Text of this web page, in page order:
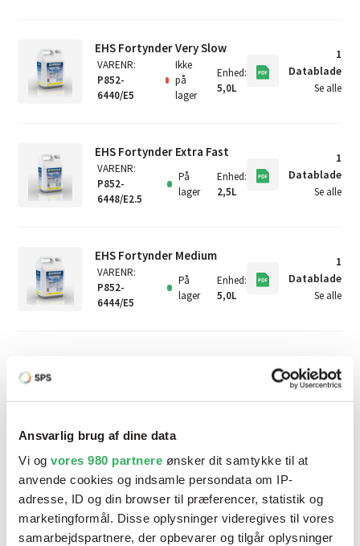
Ansvarlig brug af dine data
Vi og vores 980 partnere ønsker dit samtykke til at
anvende cookies og indsamle persondata om IP-
adresse, ID og din browser til præferencer, statistik og
marketingformål. Disse oplysninger videregives til vores
samarbejdspartnere, der opbevarer og tilgår oplysninger
EHS Fortynder Very Slow
VARENR:
P852-
6440/E5
Ikke
på
lager
Enhed:
5,0L
1
Datablade
Se alle
EHS Fortynder Extra Fast
VARENR:
P852-
6448/E2.5
På
lager
Enhed:
2,5L
1
Datablade
Se alle
EHS Fortynder Medium
VARENR:
P852-
6444/E5
På
lager
Enhed:
5,0L
1
Datablade
Se alle
Relaterede produkter